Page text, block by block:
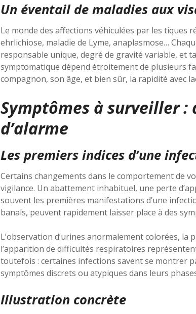
Un éventail de maladies aux
Le monde des affections véhiculées par les tiques
ehrlichiose, maladie de Lyme, anaplasmose…
responsable unique, degré de gravité variable, et
symptomatique dépend étroitement de plusieurs
compagnon, son âge, et bien sûr, la rapidité avec
Symptômes à surveiller :
d’alarme
Les premiers indices d’une
Certains changements dans le comportement de
vigilance. Un abattement inhabituel, une perte
souvent les premières manifestations d’une
banals, peuvent rapidement laisser place à des
L’observation d’urines anormalement colorées, la
l’apparition de difficultés respiratoires
toutefois : certaines infections savent se montrer
symptômes discrets ou atypiques dans leurs
Illustration concrète